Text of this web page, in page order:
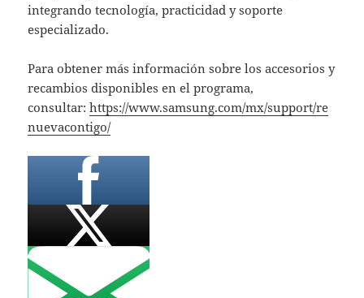
integrando tecnología, practicidad y soporte
especializado.
Para obtener más información sobre los accesorios y
recambios disponibles en el programa,
consultar:https://www.samsung.com/mx/support/re
nuevacontigo/